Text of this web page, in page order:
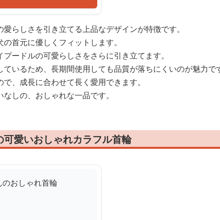
らしさを引き立てる上品なデザインが特徴です。
首元に優しくフィットします。
ードルの可愛らしさをさらに引き立てます。
いるため、長期間使用しても品質が落ちにくいのが魅力で
、成長に合わせて長く愛用できます。
しの、おしゃれな一品です。
愛いおしゃれカラフル首輪